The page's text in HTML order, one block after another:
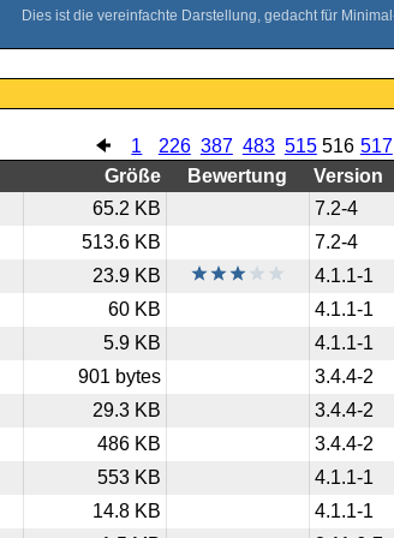
1 226 387 483 515 516 517
Größe Bewertung
Version
65.2 KB
7.2-4
513.6 KB
7.2-4
23.9 KB
4.1.1-1
60 KB
4.1.1-1
5.9 KB
4.1.1-1
901 bytes
3.4.4-2
29.3 KB
3.4.4-2
486 KB
3.4.4-2
553 KB
4.1.1-1
14.8 KB
4.1.1-1